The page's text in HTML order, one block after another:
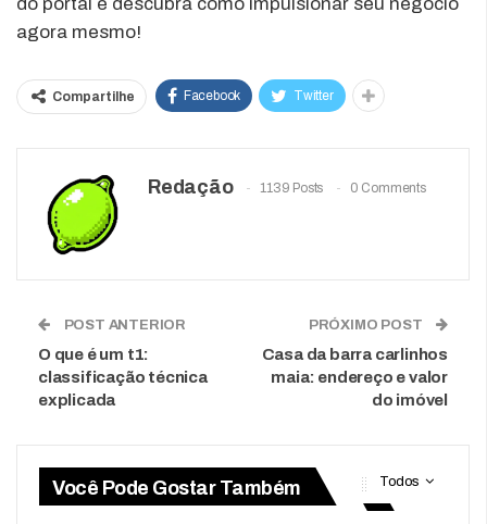
agora mesmo!
Compartilhe Facebook Twitter
Redação 1139 Posts 0 Comments
POST ANTERIOR
O que é um t1:
classificação técnica
explicada
PRÓXIMO POST
Casa da barra carlinhos
maia: endereço e valor
do imóvel
Todos
Você Pode Gostar Também